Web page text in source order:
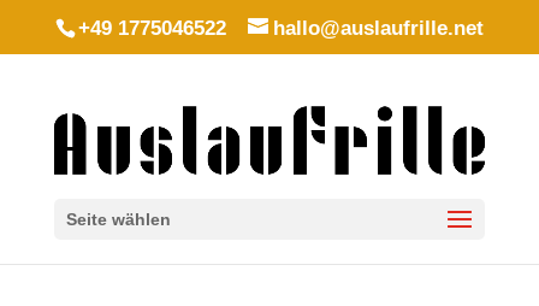
+49 1775046522 hallo@auslaufrille.net
Seite wählen